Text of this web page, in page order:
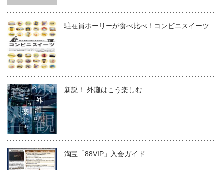
駐在員ホーリーが食べ比べ！コンビニスイーツ
新説！ 外灘はこう楽しむ
淘宝「88VIP」入会ガイド